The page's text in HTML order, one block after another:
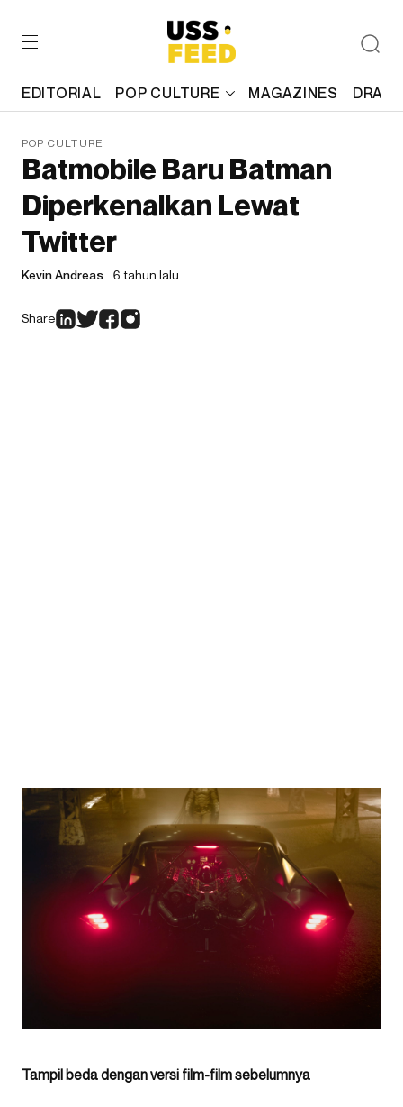
EDITORIAL POP CULTURE MAGAZINES
POP CULTURE
Batmobile Baru Batman
Diperkenalkan Lewat
Twitter
Kevin Andreas 6 tahun lalu
Share
Tampil beda dengan versi film-film sebelumnya